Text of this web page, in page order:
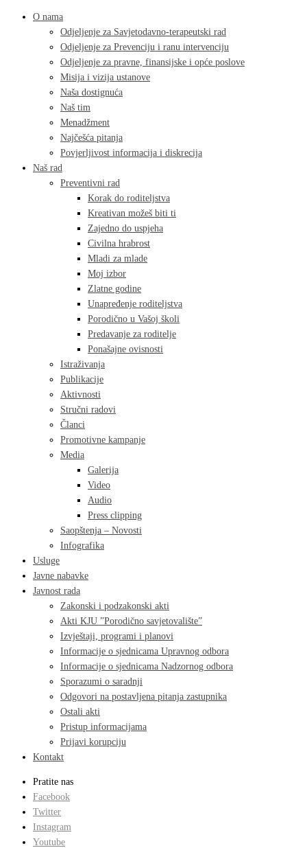
O nama
Odjeljenje za Savjetodavno-terapeutski rad
Odjeljenje za Prevenciju i ranu intervenciju
Odjeljenje za pravne, finansijske i opće poslove
Misija i vizija ustanove
Naša dostignuća
Naš tim
Menadžment
Najčešća pitanja
Povjerljivost informacija i diskrecija
Naš rad
Preventivni rad
Korak do roditeljstva
Kreativan možeš biti ti
Zajedno do uspjeha
Civilna hrabrost
Mladi za mlade
Moj izbor
Zlatne godine
Unapređenje roditeljstva
Porodično u Vašoj školi
Predavanje za roditelje
Ponašajne ovisnosti
Istraživanja
Publikacije
Aktivnosti
Stručni radovi
Članci
Promotivne kampanje
Media
Galerija
Video
Audio
Press clipping
Saopštenja – Novosti
Infografika
Usluge
Javne nabavke
Javnost rada
Zakonski i podzakonski akti
Akti KJU ”Porodično savjetovalište”
Izvještaji, programi i planovi
Informacije o sjednicama Upravnog odbora
Informacije o sjednicama Nadzornog odbora
Sporazumi o saradnji
Odgovori na postavljena pitanja zastupnika
Ostali akti
Pristup informacijama
Prijavi korupciju
Kontakt
Pratite nas
Facebook
Twitter
Instagram
Youtube